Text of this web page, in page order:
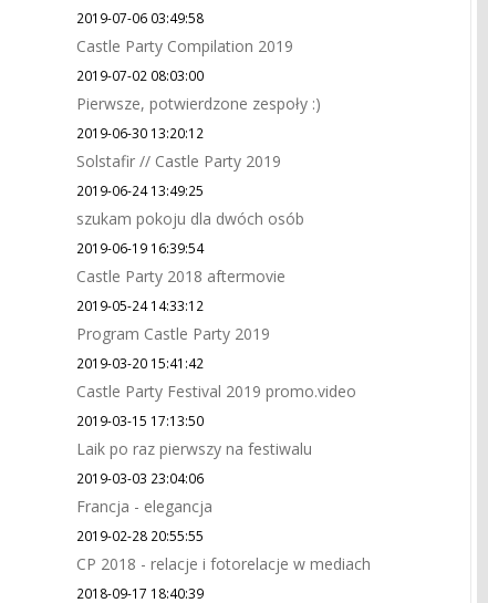
2019-07-06 03:49:58
Castle Party Compilation 2019
2019-07-02 08:03:00
Pierwsze, potwierdzone zespoły :)
2019-06-30 13:20:12
Solstafir // Castle Party 2019
2019-06-24 13:49:25
szukam pokoju dla dwóch osób
2019-06-19 16:39:54
Castle Party 2018 aftermovie
2019-05-24 14:33:12
Program Castle Party 2019
2019-03-20 15:41:42
Castle Party Festival 2019 promo.video
2019-03-15 17:13:50
Laik po raz pierwszy na festiwalu
2019-03-03 23:04:06
Francja - elegancja
2019-02-28 20:55:55
CP 2018 - relacje i fotorelacje w mediach
2018-09-17 18:40:39